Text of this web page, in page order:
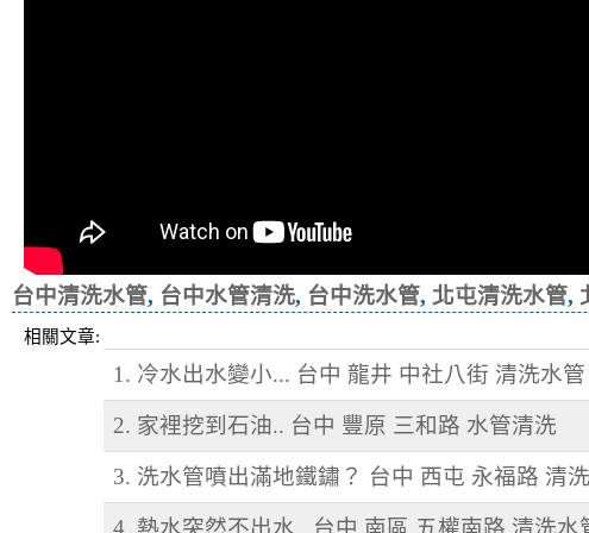
台中清洗水管, 台中水管清洗, 台中洗水管, 北屯清洗水管,
相關文章:
1. 冷水出水變小... 台中 龍井 中社八街 清洗水管
2. 家裡挖到石油.. 台中 豐原 三和路 水管清洗
3. 洗水管噴出滿地鐵鏽？ 台中 西屯 永福路 清
4. 熱水突然不出水.. 台中 南區 五權南路 清洗水